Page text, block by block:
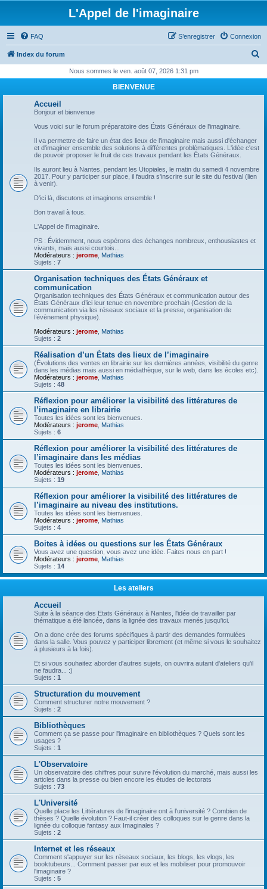
L'Appel de l'imaginaire
FAQ Connexion
S’enregistrer
Index du forum
h
Nous sommes le ven. août 07, 2026 1:31 pm
BIENVENUE
Accueil
Bonjour et bienvenue
Vous voici sur le forum préparatoire des États Généraux de l'imaginaire.
Il va permettre de faire un état des lieux de l'imaginaire mais aussi d'échanger
et d'imaginer ensemble des solutions à différentes problématiques. L'idée c'est
de pouvoir proposer le fruit de ces travaux pendant les États Généraux.
Ils auront lieu à Nantes, pendant les Utopiales, le matin du samedi 4 novembre
2017. Pour y participer sur place, il faudra s'inscrire sur le site du festival (lien
à venir).
D'ici là, discutons et imaginons ensemble !
Bon travail à tous.
L'Appel de l'Imaginaire.
PS : Évidemment, nous espérons des échanges nombreux, enthousiastes et
vivants, mais aussi courtois...
Modérateurs : jerome Mathias
Sujets : 7
Organisation techniques des États Généraux et
communication
Organisation techniques des États Généraux et communication autour des
États Généraux d’ici leur tenue en novembre prochain (Gestion de la
communication via les réseaux sociaux et la presse, organisation de
l’évènement physique).
Modérateurs : jerome Mathias
Sujets : 2
Réalisation d’un États des lieux de l’imaginaire
(Évolutions des ventes en librairie sur les dernières années, visibilité du genre
dans les médias mais aussi en médiathèque, sur le web, dans les écoles etc).
Modérateurs : jerome Mathias
Sujets : 48
Réflexion pour améliorer la visibilité des littératures de
l’imaginaire en librairie
Toutes les idées sont les bienvenues.
Modérateurs : jerome Mathias
Sujets : 6
Réflexion pour améliorer la visibilité des littératures de
l’imaginaire dans les médias
Toutes les idées sont les bienvenues.
Modérateurs : jerome Mathias
Sujets : 19
Réflexion pour améliorer la visibilité des littératures de
l’imaginaire au niveau des institutions.
Toutes les idées sont les bienvenues.
Modérateurs : jerome Mathias
Sujets : 4
Boites à idées ou questions sur les États Généraux
Vous avez une question, vous avez une idée. Faites nous en part !
Modérateurs : jerome Mathias
Sujets : 14
Les ateliers
Accueil
Suite à la séance des Etats Généraux à Nantes, l'idée de travailler par
thématique a été lancée, dans la lignée des travaux menés jusqu'ici.
On a donc crée des forums spécifiques à partir des demandes formulées
dans la salle. Vous pouvez y participer librement (et même si vous le souhaitez
à plusieurs à la fois).
Et si vous souhaitez aborder d'autres sujets, on ouvrira autant d'ateliers qu'il
ne faudra... :)
Sujets : 1
Structuration du mouvement
Comment structurer notre mouvement ?
Sujets : 2
Bibliothèques
Comment ça se passe pour l'imaginaire en bibliothèques ? Quels sont les
usages ?
Sujets : 1
L'Observatoire
Un observatoire des chiffres pour suivre l'évolution du marché, mais aussi les
articles dans la presse ou bien encore les études de lectorats
Sujets : 73
L'Université
Quelle place les Littératures de l'imaginaire ont à l'université ? Combien de
thèses ? Quelle évolution ? Faut-il créer des colloques sur le genre dans la
lignée du colloque fantasy aux Imaginales ?
Sujets : 2
Internet et les réseaux
Comment s'appuyer sur les réseaux sociaux, les blogs, les vlogs, les
booktubeurs... Comment passer par eux et les mobiliser pour promouvoir
l'imaginaire ?
Sujets : 5